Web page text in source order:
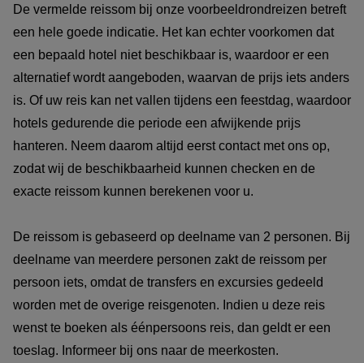
De vermelde reissom bij onze voorbeeldrondreizen betreft
een hele goede indicatie. Het kan echter voorkomen dat
een bepaald hotel niet beschikbaar is, waardoor er een
alternatief wordt aangeboden, waarvan de prijs iets anders
is. Of uw reis kan net vallen tijdens een feestdag, waardoor
hotels gedurende die periode een afwijkende prijs
hanteren. Neem daarom altijd eerst contact met ons op,
zodat wij de beschikbaarheid kunnen checken en de
exacte reissom kunnen berekenen voor u.
De reissom is gebaseerd op deelname van 2 personen. Bij
deelname van meerdere personen zakt de reissom per
persoon iets, omdat de transfers en excursies gedeeld
worden met de overige reisgenoten. Indien u deze reis
wenst te boeken als éénpersoons reis, dan geldt er een
toeslag. Informeer bij ons naar de meerkosten.